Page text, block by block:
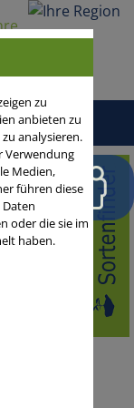
HySeed-
und
zu
anbieten zu
analysieren.
Verwendung
Medien,
führen diese
oder die sie im
haben.